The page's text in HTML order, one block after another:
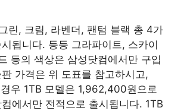
린, 크림, 라벤더, 팬텀 블랙 총 4가
됩니다. 등등 그라파이트, 스카이
등의 색상은 삼성닷컴에서만 구입
가격은 위 도표를 참고하시고,
우 1TB 모델은 1,962,400원으로
에서만 전적으로 출시됩니다. 1TB